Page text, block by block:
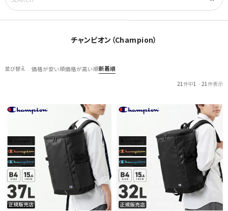
チャンピオン（Champion）
並び替え 価格が安い順価格が高い順新着順
21 件中1 - 21 件表示